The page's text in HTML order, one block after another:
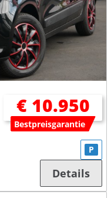
€ 10.950
Bestpreisgarantie
P
Details